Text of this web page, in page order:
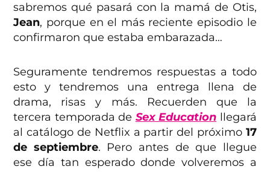
sabremos qué pasará con la mamá de Otis,
Jean, porque en el más reciente episodio le
confirmaron que estaba embarazada…
Seguramente tendremos respuestas a todo
esto y tendremos una entrega llena de
drama, risas y más. Recuerden que la
tercera temporada de Sex Education llegará
al catálogo de Netflix a partir del próximo 17
de septiembre. Pero antes de que llegue
ese día tan esperado donde volveremos a